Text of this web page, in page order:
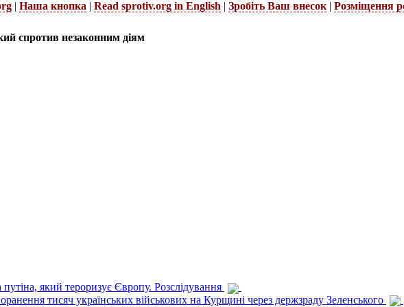
| Наша кнопка | Read sprotiv.org in English | Зробіть Ваш внесок | Розміщення
спротив незаконним діям
який тероризує Європу. Розслідування
тисяч українських військових на Курщині через держзраду Зеленського